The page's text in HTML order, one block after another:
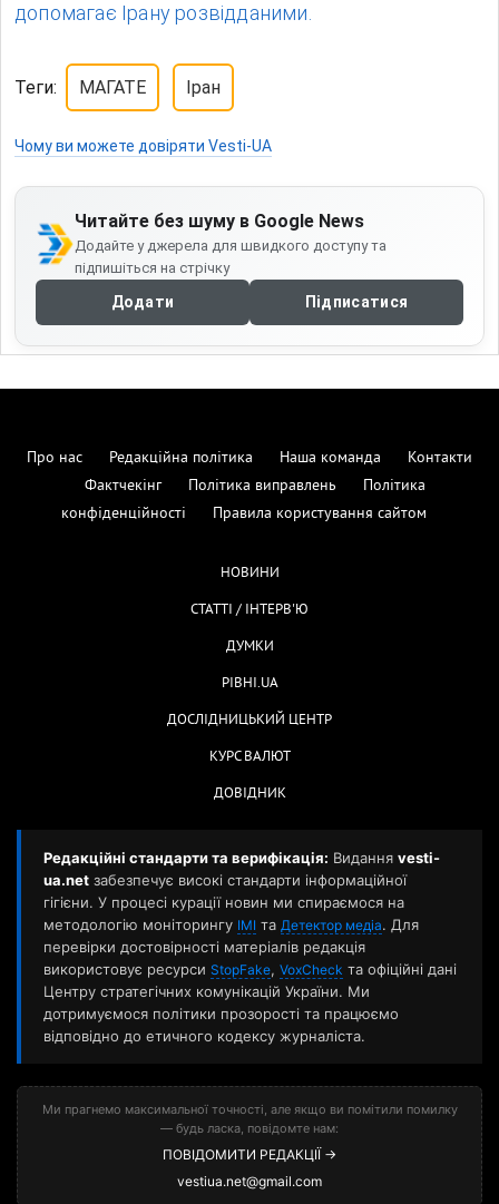
допомагає Ірану розвідданими.
Теги: МАГАТЕ Іран
Чому ви можете довіряти Vesti-UA
Читайте без шуму в Google News
Додайте у джерела для швидкого доступу та
підпишіться на стрічку
Додати Підписатися
Про нас Редакційна політика Наша команда
Контакти
Фактчекінг
Політика виправлень
Політика
конфіденційності
Правила користування сайтом
НОВИНИ
СТАТТІ / ІНТЕРВ'Ю
ДУМКИ
РІВНІ.UA
ДОСЛІДНИЦЬКИЙ ЦЕНТР
КУРС ВАЛЮТ
ДОВІДНИК
Редакційні стандарти та верифікація: Видання vesti-
ua.net забезпечує високі стандарти інформаційної
гігієни. У процесі курації новин ми спираємося на
методологію моніторингу ІМІ та Детектор медіа. Для
перевірки достовірності матеріалів редакція
використовує ресурси StopFake, VoxCheck та офіційні дані
Центру стратегічних комунікацій України. Ми
дотримуємося політики прозорості та працюємо
відповідно до етичного кодексу журналіста.
Ми прагнемо максимальної точності, але якщо ви помітили помилку
— будь ласка, повідомте нам:
ПОВІДОМИТИ РЕДАКЦІЇ →
vestiua.net@gmail.com